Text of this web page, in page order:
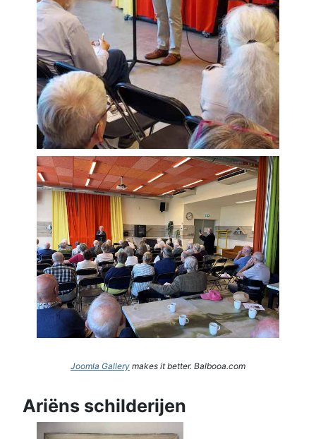
Joomla Gallery makes it better. Balbooa.com
Ariëns schilderijen